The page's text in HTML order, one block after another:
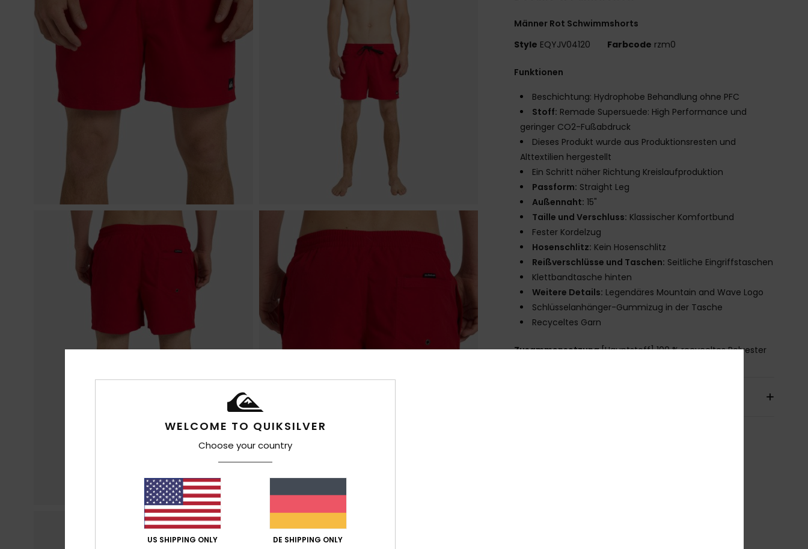
Männer Rot Schwimmshorts
Style EQYJV04120 Farbcode rzm0
Funktionen
Beschichtung: Hydrophobe Behandlung ohne PFC
Stoff: Remade Supersuede: High Performance und
geringer CO2-Fußabdruck
Dieses Produkt wurde aus Produktionsresten und
Alttextilien hergestellt
Ein Schritt näher Richtung Kreislaufproduktion
Passform: Straight Leg
Außennaht: 15"
Taille und Verschluss: Klassischer Komfortbund
Fester Kordelzug
Hosenschlitz: Kein Hosenschlitz
Reißverschlüsse und Taschen: Seitliche Eingriffstaschen
Klettbandtasche hinten
Weitere Details: Legendäres Mountain and Wave Logo
Schlüsselanhänger-Gummizug in der Tasche
Recyceltes Garn
Zusammensetzung[Hauptstoff] 100 % recyceltes Polyester
WELCOME TO QUIKSILVER
Choose your country
US SHIPPING ONLY DE SHIPPING ONLY